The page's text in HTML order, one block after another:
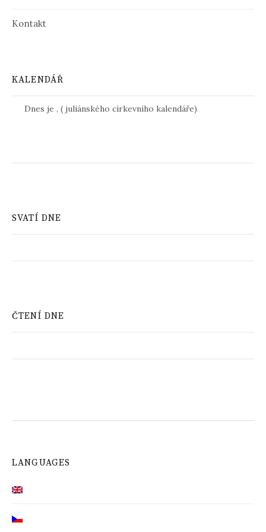
Kontakt
KALENDÁŘ
Dnes je , ( juliánského církevního kalendáře)
SVATÍ DNE
ČTENÍ DNE
LANGUAGES